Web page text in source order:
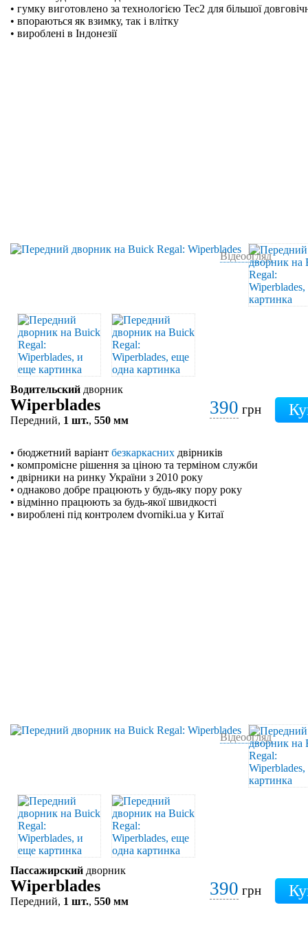
• гумку виготовлено за технологією Tec2 для більшої
• впораються як взимку, так і влітку
• вироблені в Індонезії
Відеоогляд
Водительский дворник
Wiperblades
Передний, 1 шт., 550 мм
390 грн
• бюджетний варіант безкаркасних двірників
• компромісне рішення за ціною та терміном служби
• двірники на ринку України з 2010 року
• однаково добре працюють у будь-яку пору року
• відмінно працюють за будь-якої швидкості
• вироблені під контролем dvorniki.ua у Китаї
Відеоогляд
Пассажирский дворник
Wiperblades
Передний, 1 шт., 550 мм
390 грн